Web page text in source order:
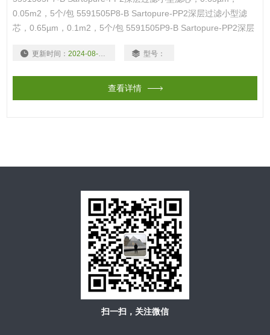
0.05m2，5个/包 5591505P8-B Sartopure-PP2深层过滤小型滤
芯，0.65µm，0.1m2，5个/包 5591505P9-B Sartopure-PP2深层
Sartopure-PP2深层过滤小型滤芯，1.2µm，
更新时间： 2024-08-18 型号：
查看详情
扫一扫，关注微信